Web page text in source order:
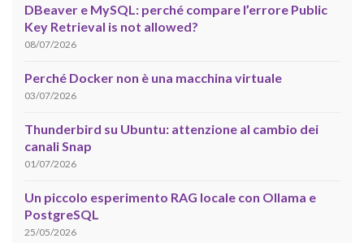
DBeaver e MySQL: perché compare l’errore Public
Key Retrieval is not allowed?
08/07/2026
Perché Docker non è una macchina virtuale
03/07/2026
Thunderbird su Ubuntu: attenzione al cambio dei
canali Snap
01/07/2026
Un piccolo esperimento RAG locale con Ollama e
PostgreSQL
25/05/2026